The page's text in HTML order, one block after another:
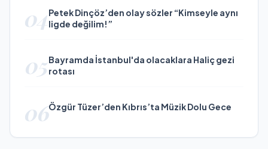
04Petek Dinçöz’den olay sözler “Kimseyle aynı
ligde değilim!”
05Bayramda İstanbul'da olacaklara Haliç gezi
rotası
06Özgür Tüzer’den Kıbrıs’ta Müzik Dolu Gece